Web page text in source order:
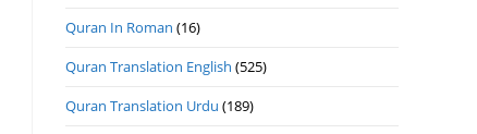
Quran In Roman (16)
Quran Translation English (525)
Quran Translation Urdu (189)